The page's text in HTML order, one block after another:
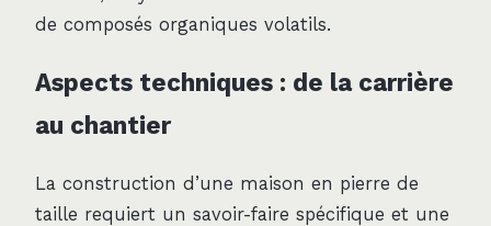
de composés organiques volatils.
Aspects techniques : de la carrière
au chantier
La construction d’une maison en pierre de
taille requiert un savoir-faire spécifique et une